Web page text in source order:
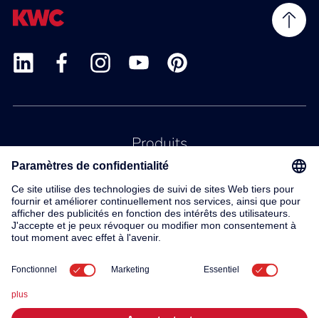
Produits
Service
Contact
À propos de nous